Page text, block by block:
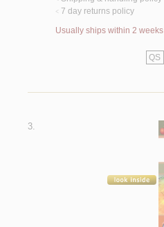
< 7 day returns policy
Usually ships within 2 weeks
QS
3.